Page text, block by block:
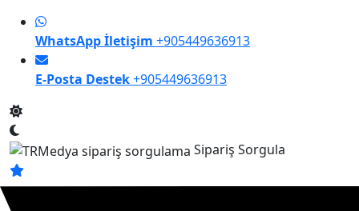
WhatsApp İletişim +905449636913
E-Posta Destek+905449636913
Sipariş Sorgula